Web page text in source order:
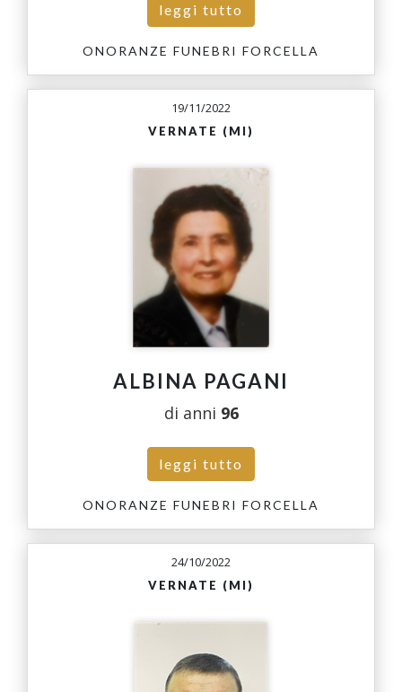
leggi tutto
ONORANZE FUNEBRI FORCELLA
19/11/2022
VERNATE (MI)
ALBINA PAGANI
di anni 96
leggi tutto
ONORANZE FUNEBRI FORCELLA
24/10/2022
VERNATE (MI)